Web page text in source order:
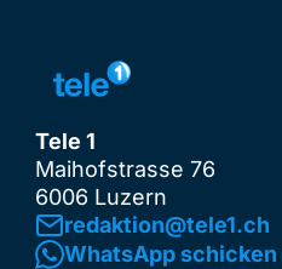
Tele 1
Maihofstrasse 76
6006 Luzern
redaktion@tele1.ch
WhatsApp schicken